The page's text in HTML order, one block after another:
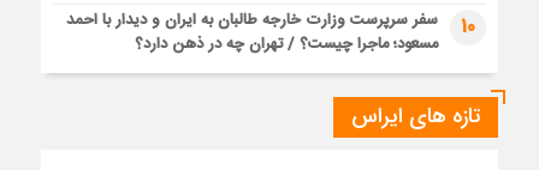
10
سفر سرپرست وزارت خارجه طالبان به ایران و دیدار با احمد
مسعود؛ ماجرا چیست؟ / تهران چه در ذهن دارد؟
تازه های ایراس